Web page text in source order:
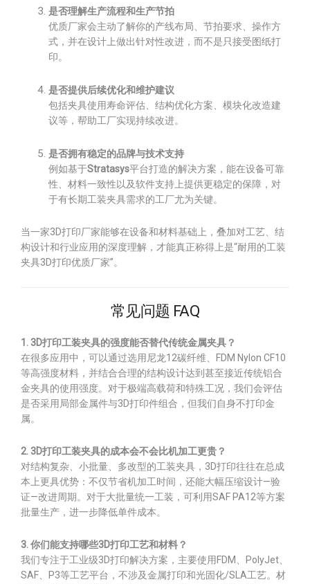
是否理解生产流程和生产节拍
优质厂家会主动了解你的产线布局、节拍要求、操作方
式，并在设计上做出针对性改进，而不是只接受图纸打
印。
是否提供后续优化和维护建议
包括夹具使用寿命评估、结构优化方案、模块化改造建
议等，帮助工厂实现持续改进。
是否拥有稳定的品牌与技术支持
例如基于Stratasys平台打造的解决方案，能在设备可靠
性、材料一致性以及软件支持上提供更稳定的保障，对
于有长期工装夹具需求的工厂尤为关键。
当一家3D打印厂家能够在设备和材料基础上，叠加对工艺、结
构设计和行业应用的深度理解，才能真正称得上是“耐用的工装
夹具3D打印优质厂家”。
常见问题 FAQ
1. 3D打印工装夹具的强度能否替代传统金属夹具？
在很多应用中，可以通过选用尼龙12碳纤维、FDM Nylon CF10
等高强度材料，并结合合理的结构设计达到甚至接近传统铝合
金夹具的使用强度。对于极端高载荷和特殊工况，我们会评估
是否采用局部金属件与3D打印件组合，但我们自身不打印金
属。
2. 3D打印工装夹具的成本会不会比机加工更贵？
对结构复杂、小批量、多改型的工装夹具，3D打印往往在总成
本上更具优势：不仅节省机加工时间，还能大幅压缩设计—验
证—改进周期。对于大批量统一工装，可利用SAF PA12等方案
批量生产，进一步降低单件成本。
3. 你们能支持哪些3D打印工艺和材料？
我们专注于工业级3D打印解决方案，主要使用FDM、PolyJet、
SAF、P3等工艺平台，不涉及金属打印和光固化/SLA工艺。材